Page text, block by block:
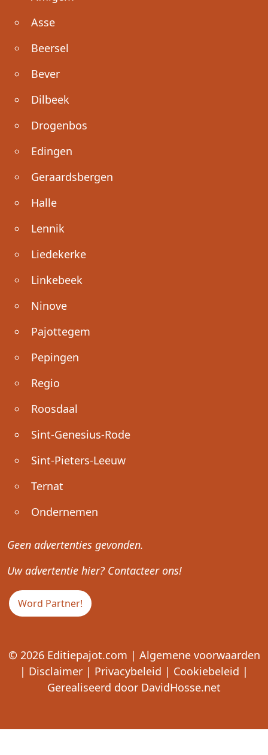
Asse
Beersel
Bever
Dilbeek
Drogenbos
Edingen
Geraardsbergen
Halle
Lennik
Liedekerke
Linkebeek
Ninove
Pajottegem
Pepingen
Regio
Roosdaal
Sint-Genesius-Rode
Sint-Pieters-Leeuw
Ternat
Ondernemen
Geen advertenties gevonden.
Uw advertentie hier? Contacteer ons!
Word Partner!
© 2026 Editiepajot.com | Algemene voorwaarden
| Disclaimer | Privacybeleid | Cookiebeleid |
Gerealiseerd door DavidHosse.net